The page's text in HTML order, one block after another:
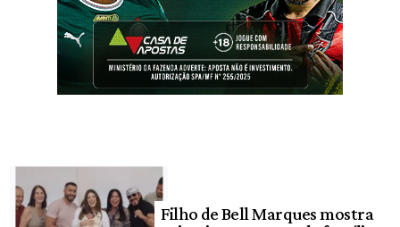
Filho de Bell Marques mostra